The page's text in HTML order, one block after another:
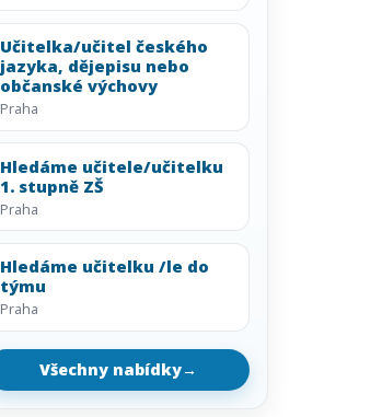
Učitelka/učitel českého
jazyka, dějepisu nebo
občanské výchovy
Praha
Hledáme učitele/učitelku
1. stupně ZŠ
Praha
Hledáme učitelku /le do
týmu
Praha
Všechny nabídky→